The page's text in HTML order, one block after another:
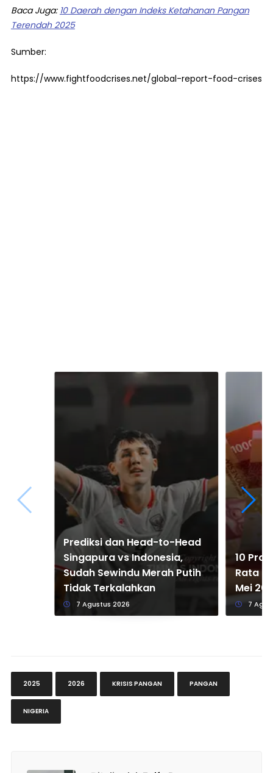
Baca Juga: 10 Daerah dengan Indeks Ketahanan Pangan
Terendah 2025
Sumber:
https://www.fightfoodcrises.net/global-report-food-crises
Prediksi dan Head-to-Head
Singapura vs Indonesia,
Sudah Sewindu Merah Putih
Tidak Terkalahkan
7 Agustus 2026
10
Rata
Mei
7
2025 2026 KRISIS PANGAN PANGAN
NIGERIA